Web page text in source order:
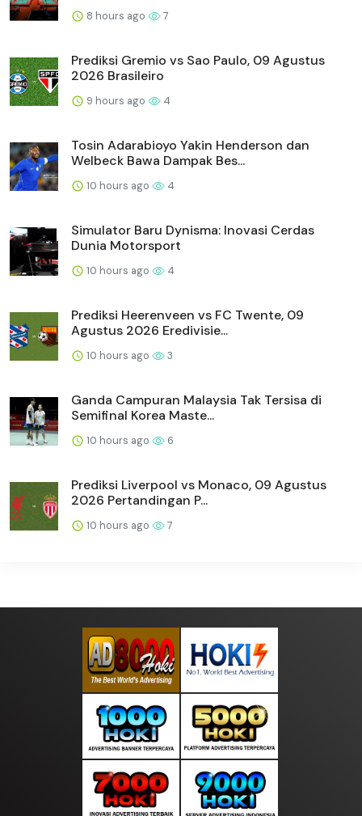
8 hours ago 7
Prediksi Gremio vs Sao Paulo, 09 Agustus
2026 Brasileiro
9 hours ago 4
Tosin Adarabioyo Yakin Henderson dan
Welbeck Bawa Dampak Bes...
10 hours ago 4
Simulator Baru Dynisma: Inovasi Cerdas
Dunia Motorsport
10 hours ago 4
Prediksi Heerenveen vs FC Twente, 09
Agustus 2026 Eredivisie...
10 hours ago 3
Ganda Campuran Malaysia Tak Tersisa di
Semifinal Korea Maste...
10 hours ago 6
Prediksi Liverpool vs Monaco, 09 Agustus
2026 Pertandingan P...
10 hours ago 7